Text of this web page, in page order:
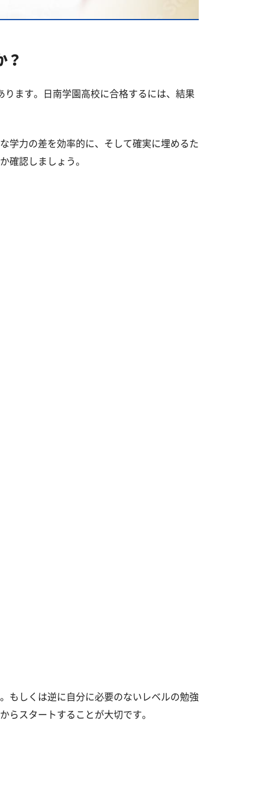
？
ます。日南学園高校に合格するには、結果
学力の差を効率的に、そして確実に埋めるた
確認しましょう。
もしくは逆に自分に必要のないレベルの勉強
スタートすることが大切です。